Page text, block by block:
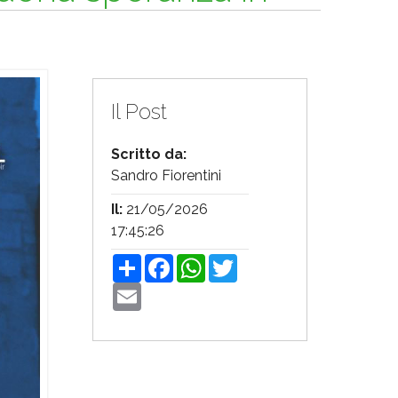
Il Post
Scritto da:
Sandro Fiorentini
Il:21/05/2026
17:45:26
ShareFacebookWhatsApp
Twitter
Email